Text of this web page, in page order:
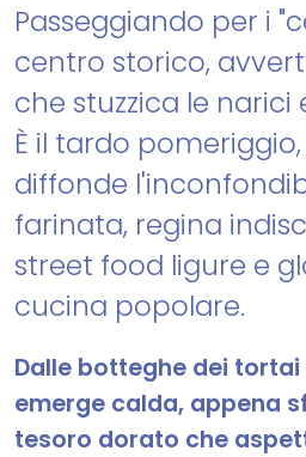
Passeggiando per i
centro storico,
che stuzzica le narici
È il tardo
diffonde
farinata, regina
street food ligure e
cucina popolare.
Dalle botteghe dei
emerge calda, appena
tesoro dorato che